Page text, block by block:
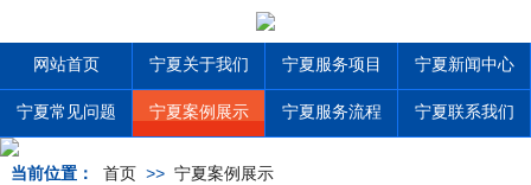
网站首页 宁夏关于我们 宁夏服务项目 宁夏新闻中心
宁夏常见问题 宁夏案例展示 宁夏服务流程 宁夏联系我们
当前位置： 首页 >> 宁夏案例展示